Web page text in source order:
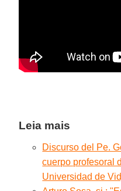
Leia mais
Discurso del Pe.
cuerpo profesoral
Universidad de